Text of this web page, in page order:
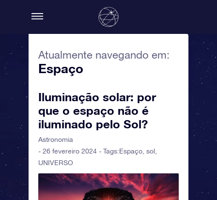
Atualmente navegando em:
Espaço
Iluminação solar: por
que o espaço não é
iluminado pelo Sol?
Astronomia
- 26 fevereiro 2024 - Tags:Espaço sol
UNIVERSO